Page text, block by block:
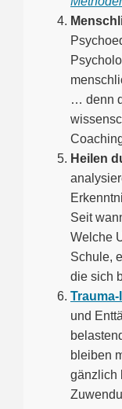
… denn
Heilen
Seit
Welche
Schule,
die sich
und
bleiben
gänzlich